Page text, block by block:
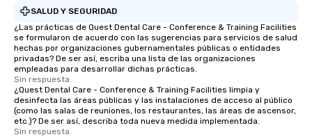
SALUD Y SEGURIDAD
¿Las prácticas de Quest Dental Care - Conference & Training Facilities
se formularon de acuerdo con las sugerencias para servicios de salud
hechas por organizaciones gubernamentales públicas o entidades
privadas? De ser así, escriba una lista de las organizaciones
empleadas para desarrollar dichas prácticas.
Sin respuesta.
¿Quest Dental Care - Conference & Training Facilities limpia y
desinfecta las áreas públicas y las instalaciones de acceso al público
(como las salas de reuniones, los restaurantes, las áreas de ascensor,
etc.)? De ser así, describa toda nueva medida implementada.
Sin respuesta.